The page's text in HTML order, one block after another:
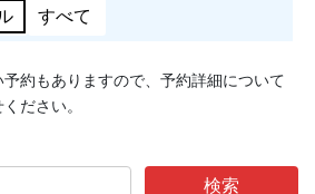
すべて
約もありますので、予約詳細について
ださい。